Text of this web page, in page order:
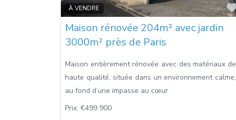
À VENDRE
Maison rénovée 204m² avec jardin
3000m² près de Paris
Maison entièrement rénovée avec des matériaux de
haute qualité, située dans un environnement calme,
au fond d’une impasse au cœur
Prix: €499 900